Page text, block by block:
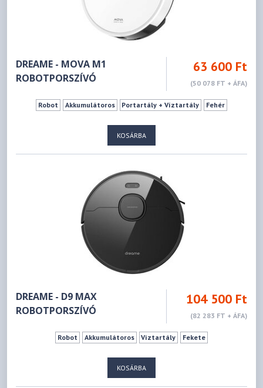
DREAME - MOVA M1
ROBOTPORSZÍVÓ
63 600 Ft
(50 078 FT + ÁFA)
Robot Akkumulátoros Portartály + Víztartály Fehér
KOSÁRBA
DREAME - D9 MAX
ROBOTPORSZÍVÓ
104 500 Ft
(82 283 FT + ÁFA)
Robot Akkumulátoros Víztartály Fekete
KOSÁRBA